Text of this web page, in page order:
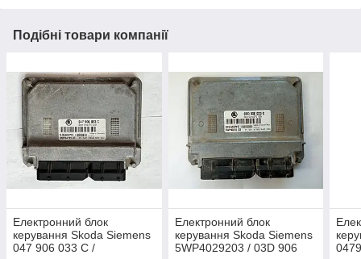
Подібні товари компанії
Електронний блок
керування Skoda Siemens
047 906 033 C /
Електронний блок
керування Skoda Siemens
5WP4029203 / 03D 906